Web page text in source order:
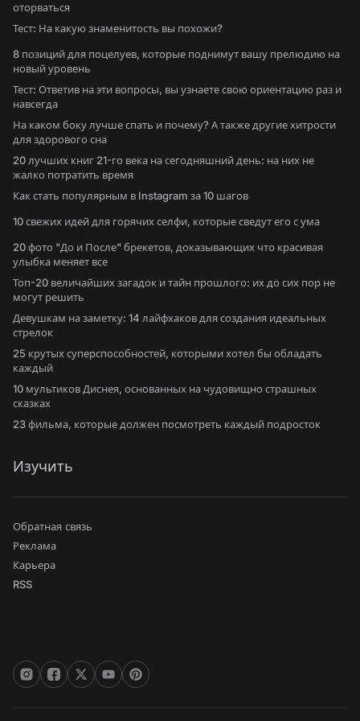
оторваться
Тест: На какую знаменитость вы похожи?
8 позиций для поцелуев, которые поднимут вашу прелюдию на
новый уровень
Тест: Ответив на эти вопросы, вы узнаете свою ориентацию раз и
навсегда
На каком боку лучше спать и почему? А также другие хитрости
для здорового сна
20 лучших книг 21-го века на сегодняшний день: на них не
жалко потратить время
Как стать популярным в Instagram за 10 шагов
10 свежих идей для горячих селфи, которые сведут его с ума
20 фото "До и После" брекетов, доказывающих что красивая
улыбка меняет все
Топ-20 величайших загадок и тайн прошлого: их до сих пор не
могут решить
Девушкам на заметку: 14 лайфхаков для создания идеальных
стрелок
25 крутых суперспособностей, которыми хотел бы обладать
каждый
10 мультиков Диснея, основанных на чудовищно страшных
сказках
23 фильма, которые должен посмотреть каждый подросток
Изучить
Обратная связь
Реклама
Карьера
RSS